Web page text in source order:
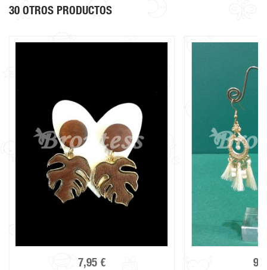
30 OTROS PRODUCTOS
7,95 €